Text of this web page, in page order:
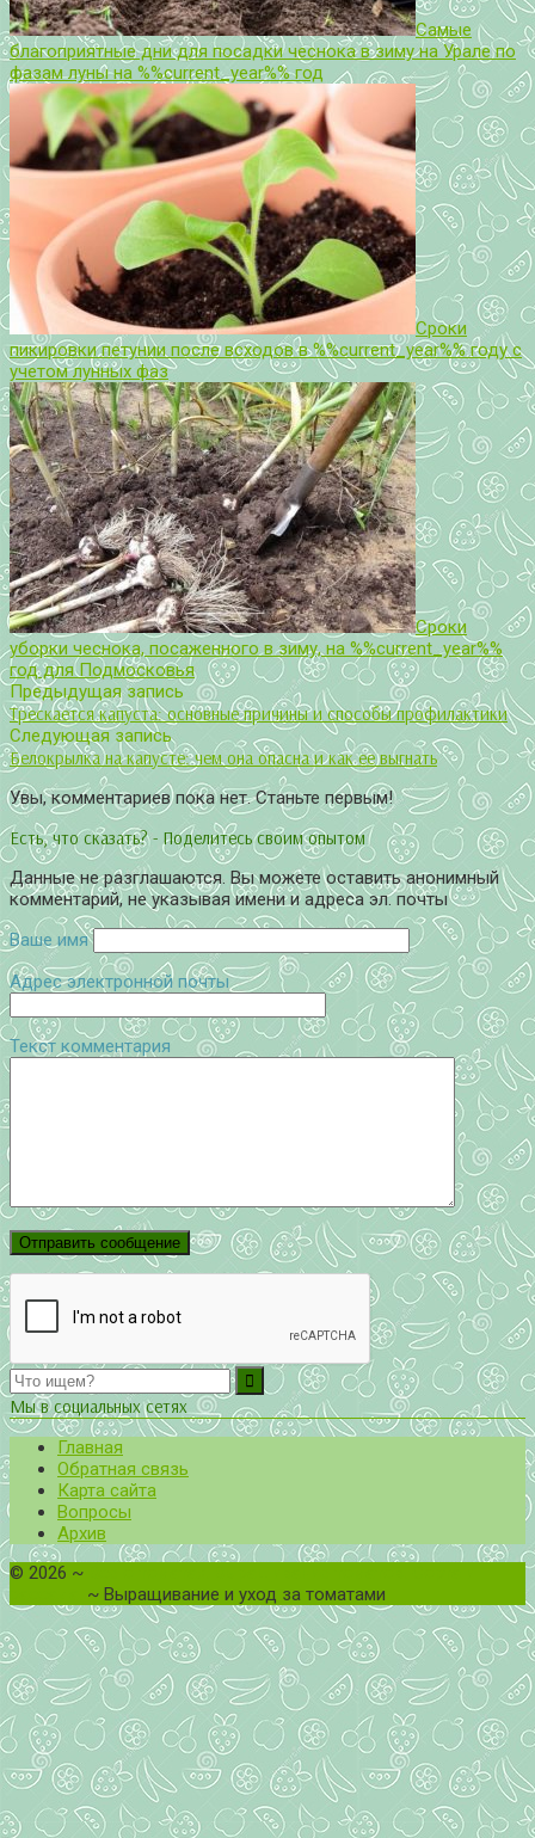
Самые
благоприятные дни для посадки чеснока в зиму на Урале по
фазам луны на %%current_year%% год
Сроки
пикировки петунии после всходов в %%current_year%% году с
учетом лунных фаз
Сроки
уборки чеснока, посаженного в зиму, на %%current_year%%
год для Подмосковья
Предыдущая запись
Трескается капуста: основные причины и способы профилактики
Следующая запись
Белокрылка на капусте: чем она опасна и как ее выгнать
Увы, комментариев пока нет. Станьте первым!
Есть, что сказать? - Поделитесь своим опытом
Данные не разглашаются. Вы можете оставить анонимный
комментарий, не указывая имени и адреса эл. почты
Ваше имя
Адрес электронной почты
Текст комментария
Мы в социальных сетях
Главная
Обратная связь
Карта сайта
Вопросы
Архив
© 2026 ~
~ Выращивание и уход за томатами